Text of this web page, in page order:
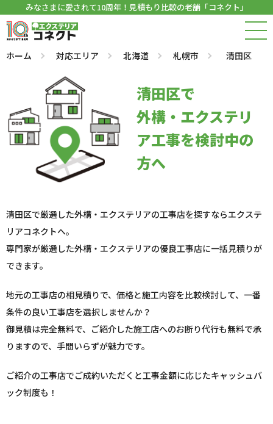
みなさまに愛されて10周年！見積もり比較の老舗「コネクト」
ホーム 対応エリア 北海道 札幌市 清田区
清田区で
外構・エクステリ
ア工事を検討中の
方へ
清田区で厳選した外構・エクステリアの工事店を探すならエクステ
リアコネクトへ。
専門家が厳選した外構・エクステリアの優良工事店に一括見積りが
できます。
地元の工事店の相見積りで、価格と施工内容を比較検討して、一番
条件の良い工事店を選択しませんか？
御見積は完全無料で、ご紹介した施工店へのお断り代行も無料で承
りますので、手間いらずが魅力です。
ご紹介の工事店でご成約いただくと工事金額に応じたキャッシュバ
ック制度も！